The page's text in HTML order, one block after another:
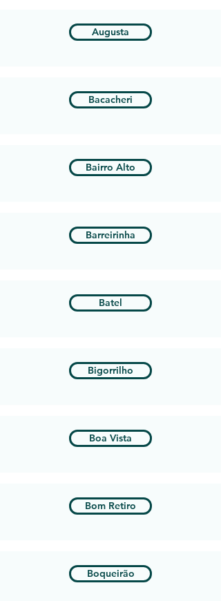
Augusta
Bacacheri
Bairro Alto
Barreirinha
Batel
Bigorrilho
Boa Vista
Bom Retiro
Boqueirão